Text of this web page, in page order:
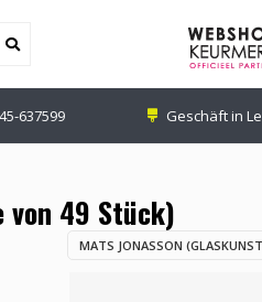
637599 Geschäft in
49 Stück)
MATS JONASSON